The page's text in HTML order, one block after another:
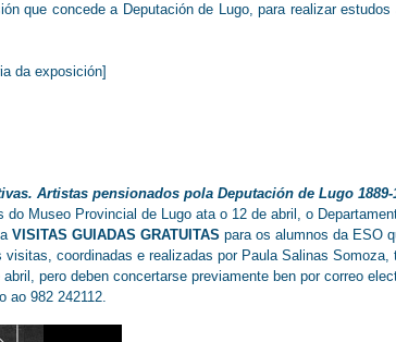
que concede a Deputación de Lugo, para realizar
da exposición]
Artistas pensionados pola Deputación de Lugo 1889-
Museo Provincial de Lugo ata o 12 de abril, o
VISITAS GUIADAS GRATUITAS para os alumnos da ESO
coordinadas e realizadas por Paula Salinas Somoza,
pero deben concertarse previamente ben por correo
ao 982 242112.